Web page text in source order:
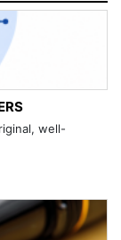
well-